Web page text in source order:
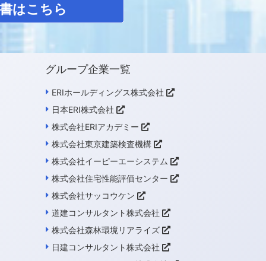
はこちら
グループ企業一覧
ERIホールディングス株式会社
日本ERI株式会社
株式会社ERIアカデミー
株式会社東京建築検査機構
株式会社イーピーエーシステム
株式会社住宅性能評価センター
株式会社サッコウケン
道建コンサルタント株式会社
株式会社森林環境リアライズ
日建コンサルタント株式会社